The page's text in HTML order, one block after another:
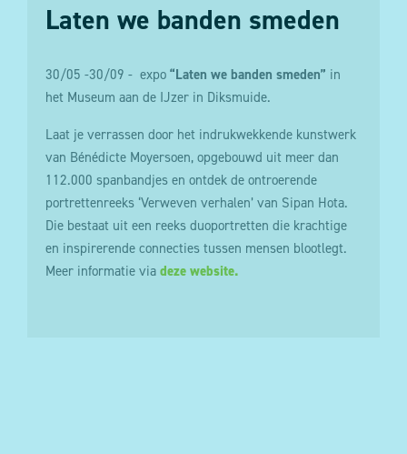
Laten we banden smeden
30/05 -30/09 - expo “Laten we banden smeden” in
het Museum aan de IJzer in Diksmuide.
Laat je verrassen door het indrukwekkende kunstwerk
van Bénédicte Moyersoen, opgebouwd uit meer dan
112.000 spanbandjes en ontdek de ontroerende
portrettenreeks ‘Verweven verhalen’ van Sipan Hota.
Die bestaat uit een reeks duoportretten die krachtige
en inspirerende connecties tussen mensen blootlegt.
Meer informatie via deze website.